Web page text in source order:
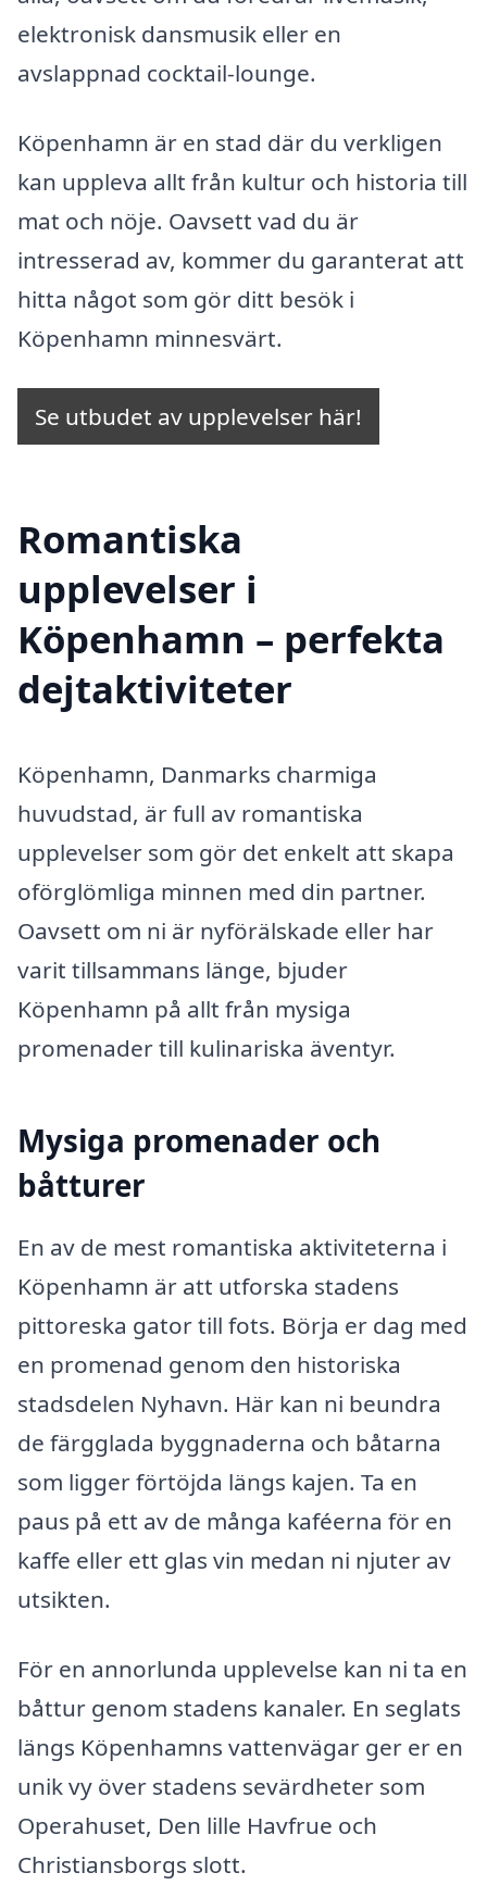
elektronisk dansmusik eller en
avslappnad cocktail-lounge.
Köpenhamn är en stad där du verkligen
kan uppleva allt från kultur och historia till
mat och nöje. Oavsett vad du är
intresserad av, kommer du garanterat att
hitta något som gör ditt besök i
Köpenhamn minnesvärt.
Se utbudet av upplevelser här!
Romantiska
upplevelser i
Köpenhamn – perfekta
dejtaktiviteter
Köpenhamn, Danmarks charmiga
huvudstad, är full av romantiska
upplevelser som gör det enkelt att skapa
oförglömliga minnen med din partner.
Oavsett om ni är nyförälskade eller har
varit tillsammans länge, bjuder
Köpenhamn på allt från mysiga
promenader till kulinariska äventyr.
Mysiga promenader och
båtturer
En av de mest romantiska aktiviteterna i
Köpenhamn är att utforska stadens
pittoreska gator till fots. Börja er dag med
en promenad genom den historiska
stadsdelen Nyhavn. Här kan ni beundra
de färgglada byggnaderna och båtarna
som ligger förtöjda längs kajen. Ta en
paus på ett av de många kaféerna för en
kaffe eller ett glas vin medan ni njuter av
utsikten.
För en annorlunda upplevelse kan ni ta en
båttur genom stadens kanaler. En seglats
längs Köpenhamns vattenvägar ger er en
unik vy över stadens sevärdheter som
Operahuset, Den lille Havfrue och
Christiansborgs slott.